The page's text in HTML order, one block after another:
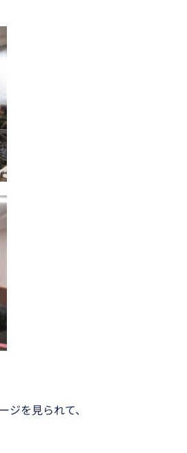
を見られて、